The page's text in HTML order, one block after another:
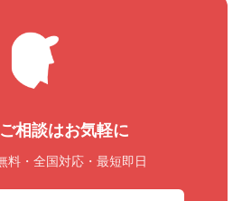
相談はお気軽に
料・全国対応・最短即日